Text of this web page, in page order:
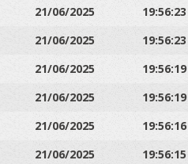
21/06/2025
19:56:23
21/06/2025
19:56:23
21/06/2025
19:56:19
21/06/2025
19:56:19
21/06/2025
19:56:16
21/06/2025
19:56:15